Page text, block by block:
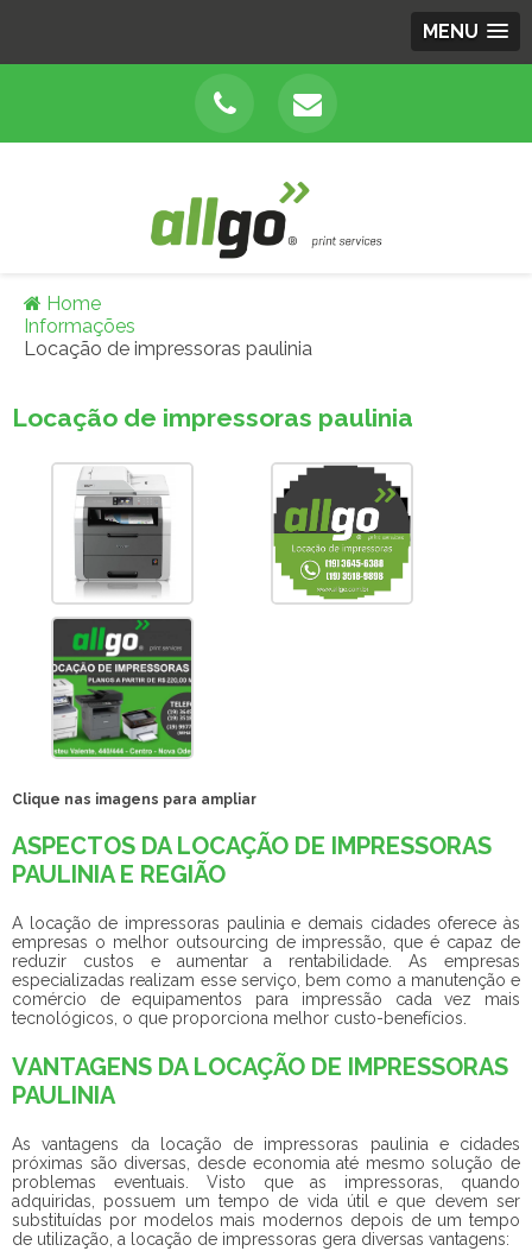
MENU
Home
Informações
Locação de impressoras paulinia
Locação de impressoras paulinia
Clique nas imagens para ampliar
ASPECTOS DA LOCAÇÃO DE IMPRESSORAS
PAULINIA E REGIÃO
A locação de impressoras paulinia e demais cidades oferece às
empresas o melhor outsourcing de impressão, que é capaz de
reduzir custos e aumentar a rentabilidade. As empresas
especializadas realizam esse serviço, bem como a manutenção e
comércio de equipamentos para impressão cada vez mais
tecnológicos, o que proporciona melhor custo-benefícios.
VANTAGENS DA LOCAÇÃO DE IMPRESSORAS
PAULINIA
As vantagens da locação de impressoras paulinia e cidades
próximas são diversas, desde economia até mesmo solução de
problemas eventuais. Visto que as impressoras, quando
adquiridas, possuem um tempo de vida útil e que devem ser
substituídas por modelos mais modernos depois de um tempo
de utilização, a locação de impressoras gera diversas vantagens: